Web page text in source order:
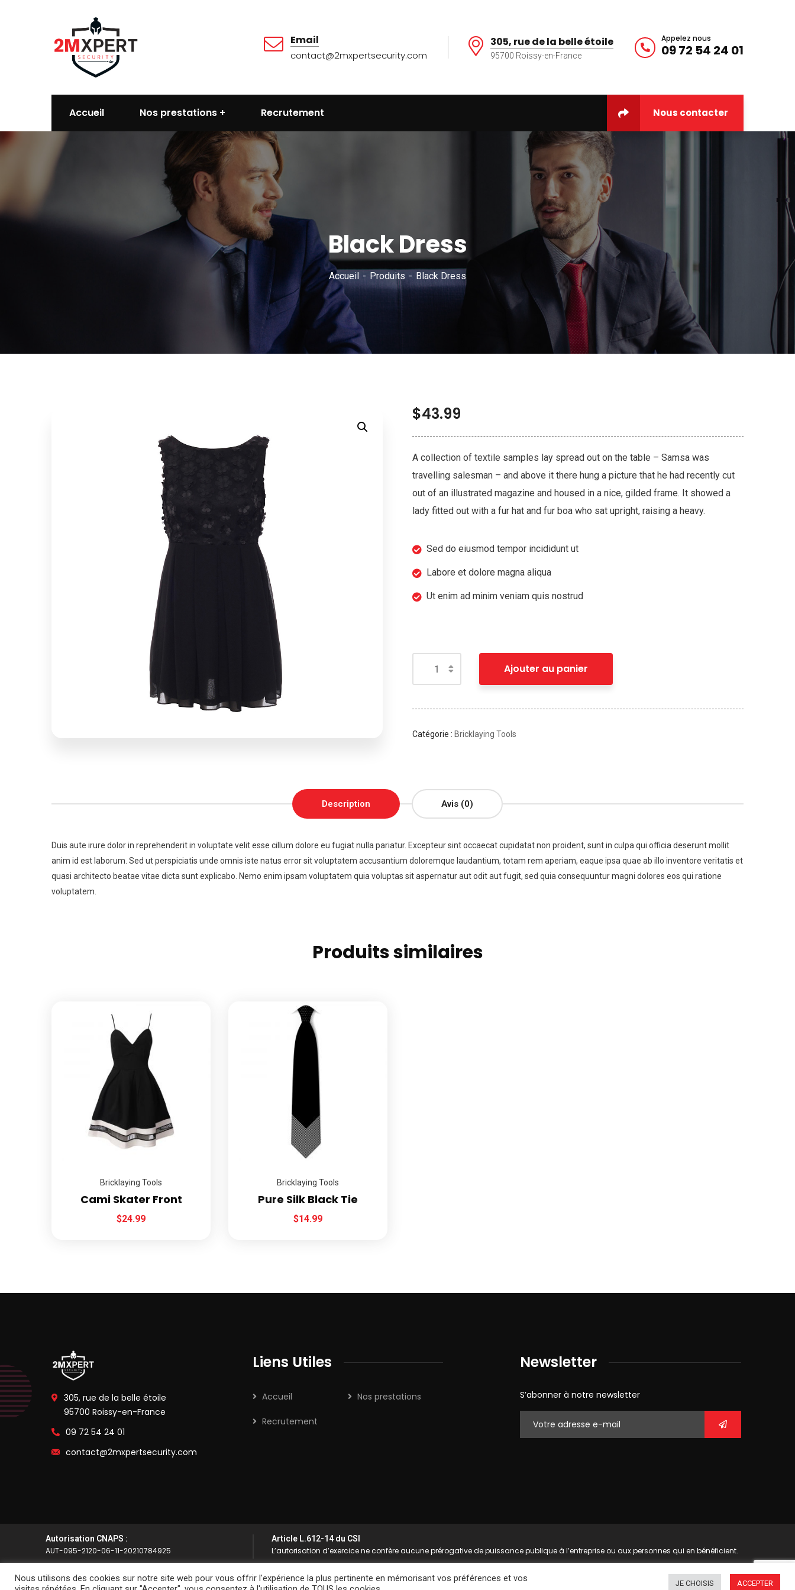
Email
contact@2mxpertsecurity.com
305, rue de la belle étoile
95700 Roissy-en-France
Appelez nous
09 72 54 24 01
Accueil Nos prestations Recrutement Nous contacter
Black Dress
Accueil Produits Black Dress
$43.99
A collection of textile samples lay spread out on the table – Samsa was
travelling salesman – and above it there hung a picture that he had recently cut
out of an illustrated magazine and housed in a nice, gilded frame. It showed a
lady fitted out with a fur hat and fur boa who sat upright, raising a heavy.
Sed do eiusmod tempor incididunt ut
Labore et dolore magna aliqua
Ut enim ad minim veniam quis nostrud
Ajouter au panier
Catégorie : Bricklaying Tools
Description Avis (0)
Duis aute irure dolor in reprehenderit in voluptate velit esse cillum dolore eu fugiat nulla pariatur. Excepteur sint occaecat cupidatat non proident, sunt in culpa qui officia deserunt mollit
anim id est laborum. Sed ut perspiciatis unde omnis iste natus error sit voluptatem accusantium doloremque laudantium, totam rem aperiam, eaque ipsa quae ab illo inventore veritatis et
quasi architecto beatae vitae dicta sunt explicabo. Nemo enim ipsam voluptatem quia voluptas sit aspernatur aut odit aut fugit, sed quia consequuntur magni dolores eos qui ratione
voluptatem.
Produits similaires
Bricklaying Tools
Cami Skater Front
$24.99
Bricklaying Tools
Pure Silk Black Tie
$14.99
305, rue de la belle étoile
95700 Roissy-en-France
09 72 54 24 01
contact@2mxpertsecurity.com
Liens Utiles
Accueil Nos prestations
Recrutement
Newsletter
S’abonner à notre newsletter
Autorisation CNAPS :
AUT-095-2120-06-11-20210784925
Article L.612-14 du CSI
L’autorisation d’exercice ne confère aucune prérogative de puissance publique à l’entreprise ou aux personnes qui en bénéficient.
© 20252MXPERT SECURITY. Tous Droits Réservés
Nous utilisons des cookies sur notre site web pour vous offrir l'expérience la plus pertinente en mémorisant vos préférences et vos
JE CHOISIS ACCEPTER